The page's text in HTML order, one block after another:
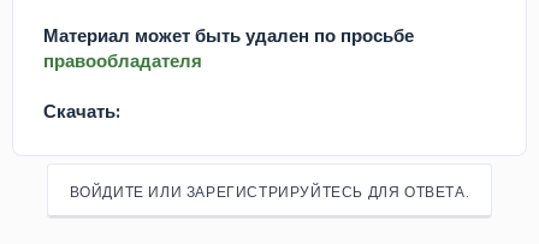
Материал может быть удален по просьбе
правообладателя
Скачать:
ВОЙДИТЕ ИЛИ ЗАРЕГИСТРИРУЙТЕСЬ ДЛЯ ОТВЕТА.